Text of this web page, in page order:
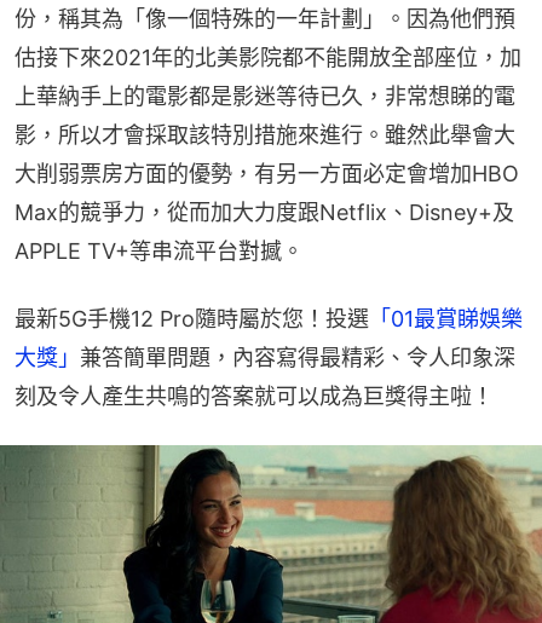
份，稱其為「像一個特殊的一年計劃」。因為他們預
估接下來2021年的北美影院都不能開放全部座位，加
上華納手上的電影都是影迷等待已久，非常想睇的電
影，所以才會採取該特別措施來進行。雖然此舉會大
大削弱票房方面的優勢，有另一方面必定會增加HBO
Max的競爭力，從而加大力度跟Netflix、Disney+及
APPLE TV+等串流平台對撼。
最新5G手機12 Pro隨時屬於您！投選 「01最賞睇娛樂
大獎」 兼答簡單問題，內容寫得最精彩、令人印象深
刻及令人產生共鳴的答案就可以成為巨獎得主啦！